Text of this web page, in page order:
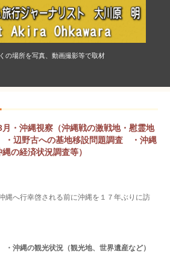
の場所を写真、動画撮影等で取材
・沖縄視察（沖縄戦の激戦地・慰霊地
辺野古への基地移設問題調査 ・沖縄
の経済状況調査等）
縄へ行幸啓される前に沖縄を１７年ぶりに訪
沖縄の観光状況（観光地、世界遺産など）